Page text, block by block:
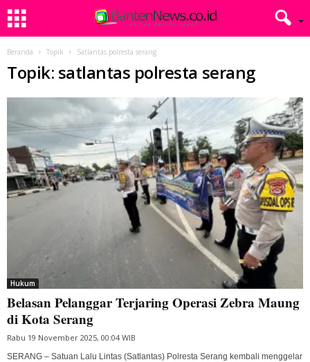
Beranda Topik Satlantas polresta serang
Topik: satlantas polresta serang
Hukum
Belasan Pelanggar Terjaring Operasi Zebra Maung
di Kota Serang
Rabu 19 November 2025, 00:04 WIB
SERANG – Satuan Lalu Lintas (Satlantas) Polresta Serang kembali menggelar